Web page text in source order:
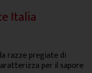
Italia
razze pregiate di
per il sapore